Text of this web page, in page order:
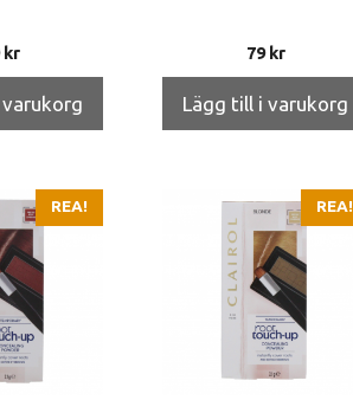
kr 79kr
Lägg till i varukorg
REA! REA!